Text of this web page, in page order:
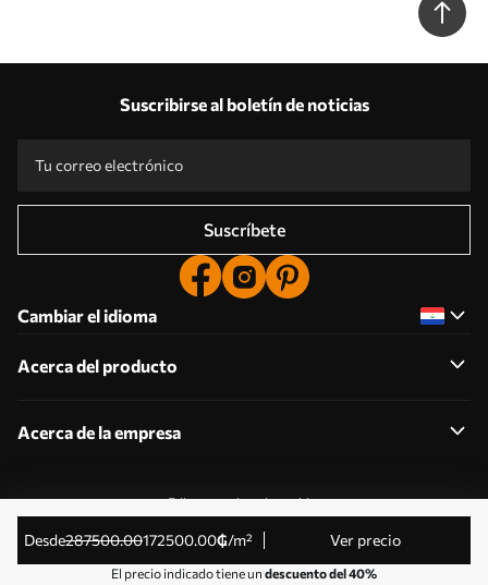
desde287500.00172500.00₲/m² Ver precio
El precio indicado tiene un descuento del 40%
Suscribirse al boletín de noticias
Suscríbete
Cambiar el idioma
Acerca del producto
Acerca de la empresa
Editar permisos de cookies
© 2011-2026 Uwalls . Todos los derechos reservados.